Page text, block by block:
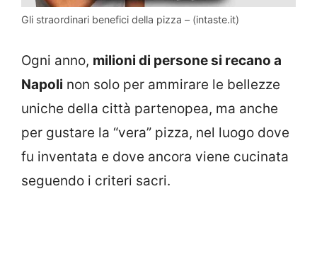
Gli straordinari benefici della pizza – (intaste.it)
Ogni anno, milioni di persone si recano a
Napoli non solo per ammirare le bellezze
uniche della città partenopea, ma anche
per gustare la “vera” pizza, nel luogo dove
fu inventata e dove ancora viene cucinata
seguendo i criteri sacri.